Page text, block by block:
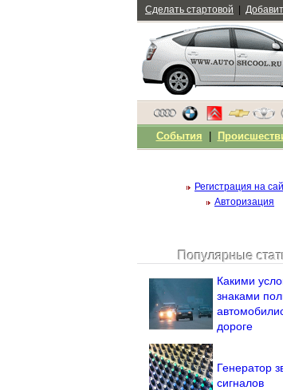
Регистрация на
Авторизация
Напомнить
Популярные
Какими
знаками
дороге
Генератор
сигналов
Сделать стартовой
События